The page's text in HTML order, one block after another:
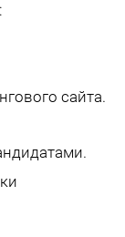
сайта.